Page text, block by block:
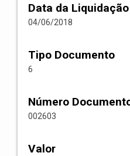
Data da Liquidação
04/06/2018
Tipo Documento
6
Número
002603
Valor